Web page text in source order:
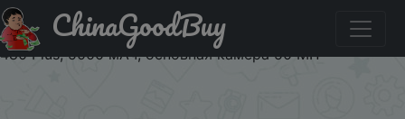
Придбати Оригинальный смартфон Motorola Moto G51
с глобальной прошивкой, синий, 6,8 дюйма, Snapdragon
480 Plus, 5000 мАч, основная камера 50 МП
ChinaGoodBuy